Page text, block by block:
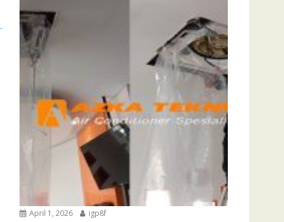
April 1, 2026 igp8f